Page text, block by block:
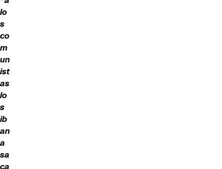
lo
s
co
m
un
ist
as
lo
s
ib
an
a
sa
ca